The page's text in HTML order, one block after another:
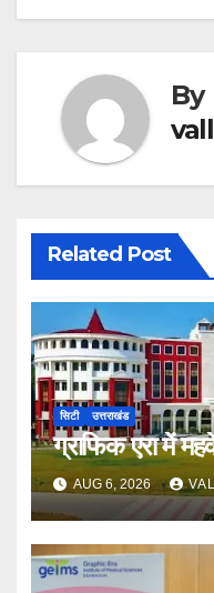
By
Related Post
सिटी उत्तराखंड
ग्राफिक एरा में
AUG 6, 2026